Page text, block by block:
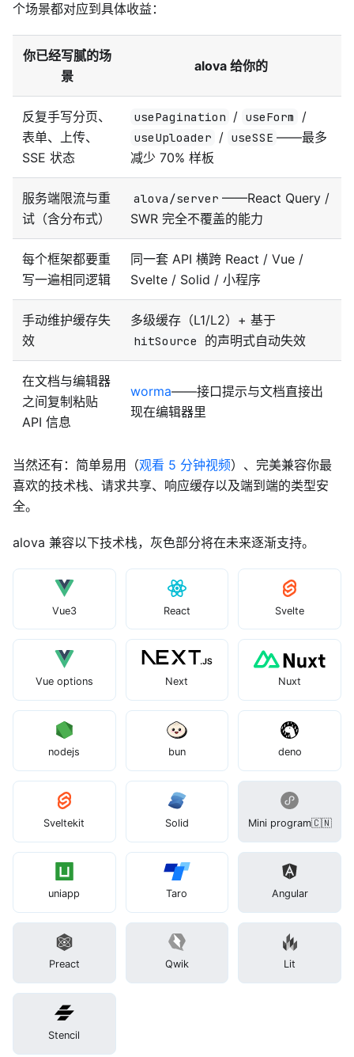
个场景都对应到具体收益：
你已经写腻的场
景
alova 给你的
反复手写分页、
表单、上传、
SSE 状态
usePagination / useForm /
useUploader / useSSE ——最多
减少 70% 样板
服务端限流与重
试（含分布式）
alova/server ——React Query /
SWR 完全不覆盖的能力
每个框架都要重
写一遍相同逻辑
同一套 API 横跨 React / Vue /
Svelte / Solid / 小程序
手动维护缓存失
效
多级缓存（L1/L2）+ 基于
hitSource 的声明式自动失效
在文档与编辑器
之间复制粘贴
API 信息
worma——接口提示与文档直接出
现在编辑器里
当然还有：简单易用（观看 5 分钟视频）、完美兼容你最
喜欢的技术栈、请求共享、响应缓存以及端到端的类型安
全。
alova 兼容以下技术栈，灰色部分将在未来逐渐支持。
Vue3 React Svelte
Vue options Next Nuxt
nodejs bun deno
Sveltekit Solid Mini program🇨🇳
uniapp Taro Angular
Preact Qwik Lit
Stencil